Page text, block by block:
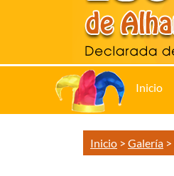
Inicio
Inicio > Galería >